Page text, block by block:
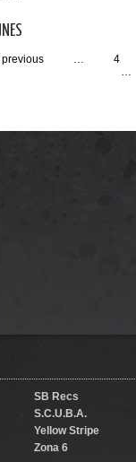
previous … 4
…
SB Recs
S.C.U.B.A.
Yellow Stripe
Zona 6